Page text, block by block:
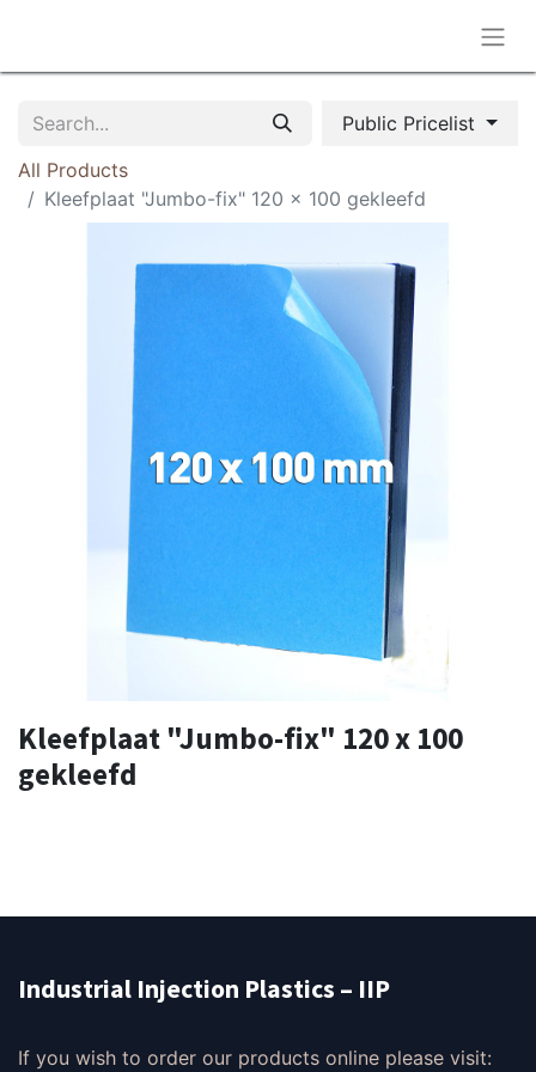
Public Pricelist
All Products
Kleefplaat "Jumbo-fix" 120 x 100 gekleefd
Kleefplaat "Jumbo-fix" 120 x 100
gekleefd
Industrial Injection Plastics – IIP
If you wish to order our products online please visit: